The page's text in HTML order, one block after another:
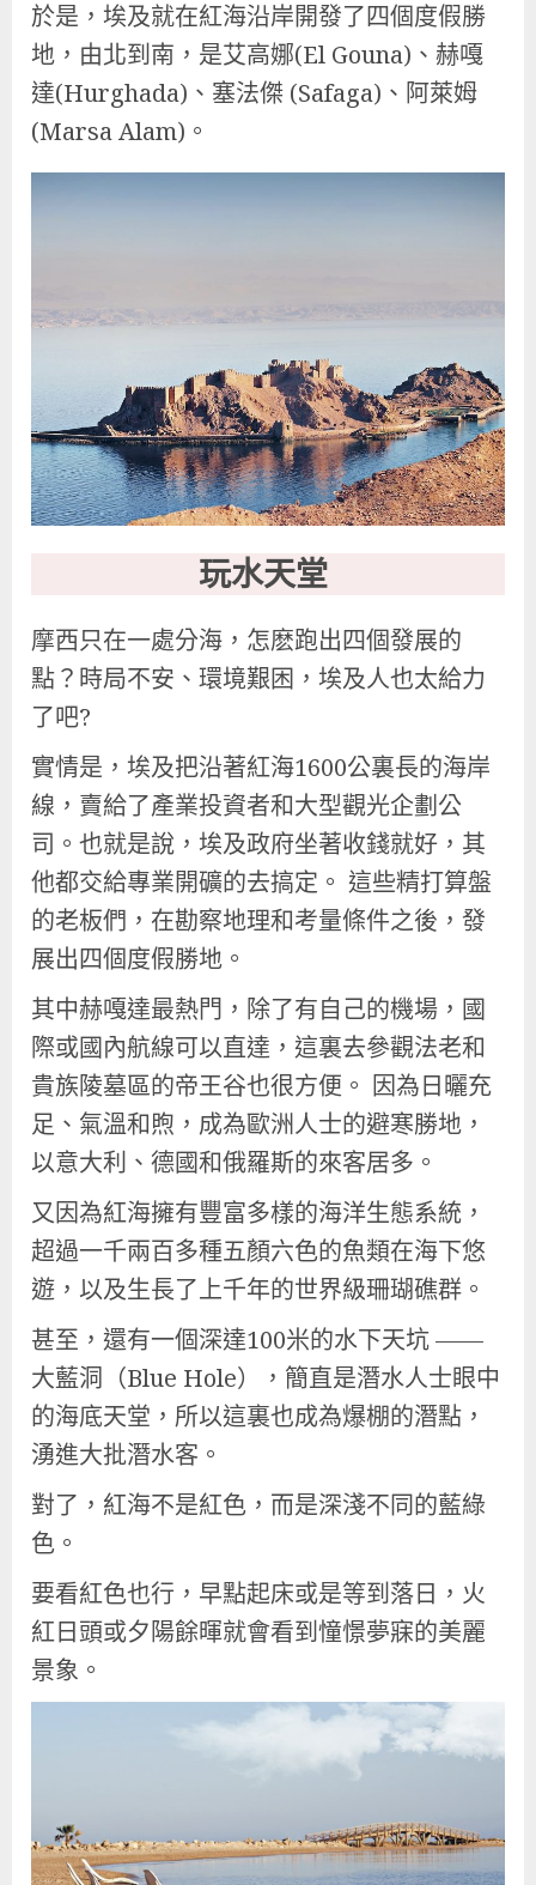
於是，埃及就在紅海沿岸開發了四個度假勝
地，由北到南，是艾高娜(El Gouna)、赫嘎
達(Hurghada)、塞法傑 (Safaga)、阿萊姆
(Marsa Alam)。
玩水天堂
摩西只在一處分海，怎麽跑出四個發展的
點？時局不安、環境艱困，埃及人也太給力
了吧?
實情是，埃及把沿著紅海1600公裏長的海岸
線，賣給了產業投資者和大型觀光企劃公
司。也就是說，埃及政府坐著收錢就好，其
他都交給專業開礦的去搞定。 這些精打算盤
的老板們，在勘察地理和考量條件之後，發
展出四個度假勝地。
其中赫嘎達最熱門，除了有自己的機場，國
際或國內航線可以直達，這裏去參觀法老和
貴族陵墓區的帝王谷也很方便。 因為日曬充
足、氣溫和煦，成為歐洲人士的避寒勝地，
以意大利、德國和俄羅斯的來客居多。
又因為紅海擁有豐富多樣的海洋生態系統，
超過一千兩百多種五顏六色的魚類在海下悠
遊，以及生長了上千年的世界級珊瑚礁群。
甚至，還有一個深達100米的水下天坑 ——
大藍洞（Blue Hole），簡直是潛水人士眼中
的海底天堂，所以這裏也成為爆棚的潛點，
湧進大批潛水客。
對了，紅海不是紅色，而是深淺不同的藍綠
色。
要看紅色也行，早點起床或是等到落日，火
紅日頭或夕陽餘暉就會看到憧憬夢寐的美麗
景象。